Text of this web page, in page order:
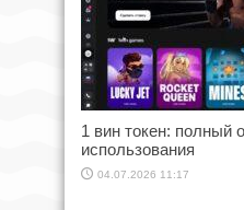
1 вин токен: полный
использования
04.07.2026 11:17